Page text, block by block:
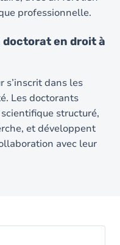
professionnelle.
doctorat en droit à
s’inscrit dans les
Les doctorants
structuré,
et développent
avec leur